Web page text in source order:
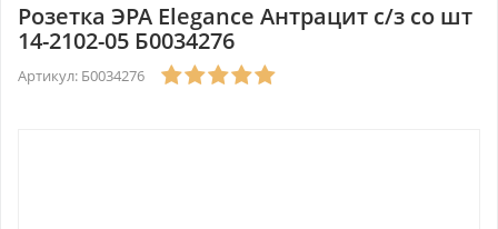
Розетка ЭРА Elegance Антрацит с/з со шт
14-2102-05 Б0034276
Артикул: Б0034276